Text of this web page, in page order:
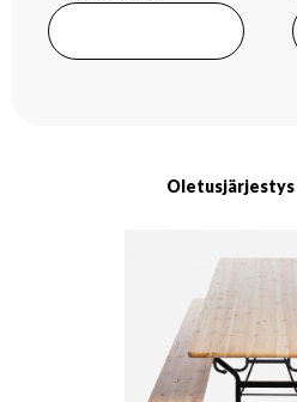
Oletusjärjestys